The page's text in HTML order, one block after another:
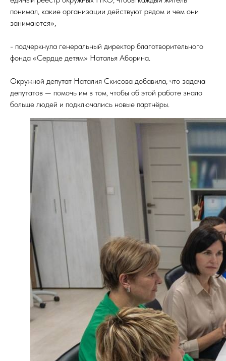
понимал, какие организации действуют рядом и чем они
занимаются»,
- подчеркнула генеральный директор благотворительного
фонда «Сердце детям» Наталья Аборина.
Окружной депутат Наталия Скисова добавила, что задача
депутатов — помочь им в том, чтобы об этой работе знало
больше людей и подключались новые партнёры.